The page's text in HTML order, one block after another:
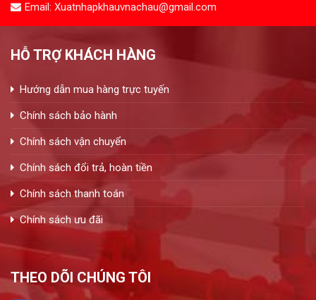
Email: Xuatnhapkhauvnachau@gmail.com
HỖ TRỢ KHÁCH HÀNG
Hướng dẫn mua hàng trực tuyến
Chính sách bảo hành
Chính sách vận chuyển
Chính sách đổi trả, hoàn tiền
Chính sách thanh toán
Chính sách ưu đãi
THEO DÕI CHÚNG TÔI